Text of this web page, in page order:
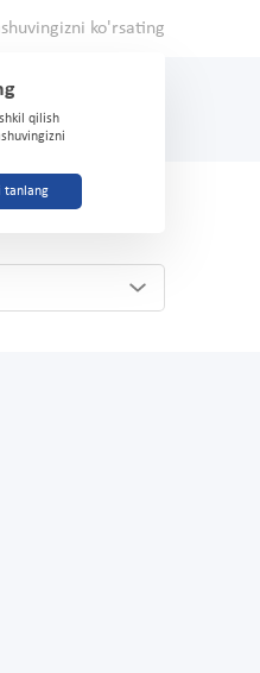
ko'rsating
qilish
tanlang